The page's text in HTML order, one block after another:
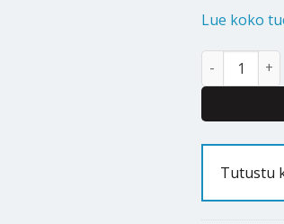
Lue koko
Alternative:
Tutustu